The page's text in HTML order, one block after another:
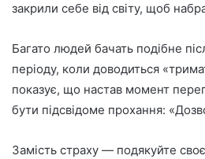
закрили себе від світу, щоб
Багато людей бачать подібне
періоду, коли доводиться
показує, що настав момент
бути підсвідоме прохання:
Замість страху — подякуйте